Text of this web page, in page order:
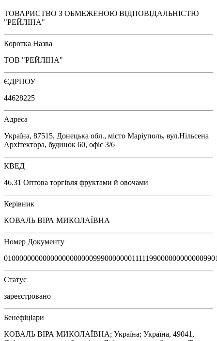
ТОВАРИСТВО З ОБМЕЖЕНОЮ ВІДПОВІДАЛЬНІСТЮ
"РЕЙЛІНА"
Коротка Назва
ТОВ "РЕЙЛІНА"
ЄДРПОУ
44628225
Адреса
Україна, 87515, Донецька обл., місто Маріуполь, вул.Нільсена
Архітектора, будинок 60, офіс 3/6
КВЕД
46.31 Оптова торгівля фруктами й овочами
Керівник
КОВАЛЬ ВІРА МИКОЛАЇВНА
Номер Документу
Статус
зареєстровано
Бенефіціари
КОВАЛЬ ВІРА МИКОЛАЇВНА; Україна; Україна, 49041,